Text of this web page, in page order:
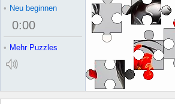
• Neu beginnen
0:00
• Mehr Puzzles